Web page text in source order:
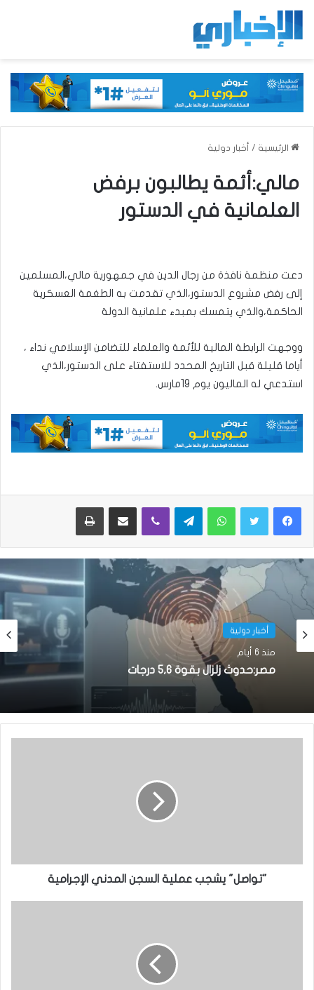
الرئيسية / أخبار دولية
مالي:أئمة يطالبون برفض
العلمانية في الدستور
دعت منظمة نافذة من رجال الدين في جمهورية مالي،المسلمين
إلى رفض مشروع الدستور،الذي تقدمت به الطغمة العسكرية
الحاكمة،والذي يتمسك بمبدء علمانية الدولة
ووجهت الرابطة المالية للأئمة والعلماء للتضامن الإسلامي نداء ،
أياما قليلة قبل التاريخ المحدد للاستفتاء على الدستور،الذي
استدعي له الماليون يوم 19مارس.
واتساب تيلقرام ڤايبر مشاركة عبر البريد طباعة
أخبار دولية
منذ 6 أيام
مصر:حدوث زلزال بقوة 5,6 درجات
"تواصل" يشجب عملية السجن المدني الإجرامية